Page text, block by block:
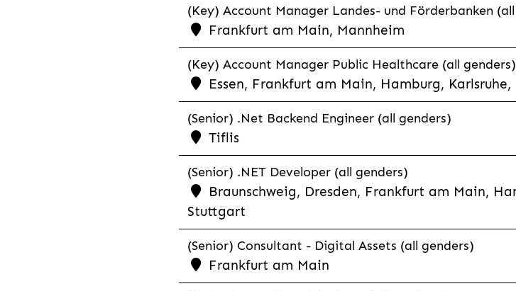
(Key) Account Manager Landes- und Förderbanken
Frankfurt am Main, Mannheim
(Key) Account Manager Public Healthcare (all genders)
Essen, Frankfurt am Main, Hamburg,
(Senior) .Net Backend Engineer (all genders)
Tiflis
(Senior) .NET Developer (all genders)
Braunschweig, Dresden, Frankfurt am Main,
Stuttgart
(Senior) Consultant - Digital Assets (all genders)
Frankfurt am Main